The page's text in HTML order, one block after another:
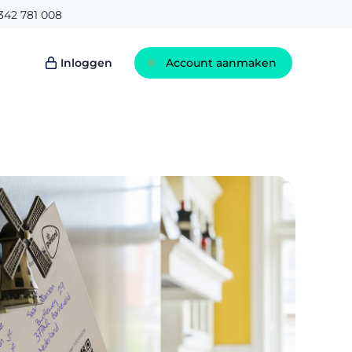
781 008
Inloggen Account aanmaken